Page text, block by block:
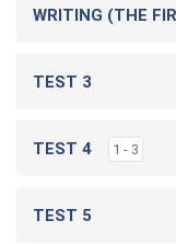
WRITING (THE
TEST 3
TEST 4 1 - 3
TEST 5